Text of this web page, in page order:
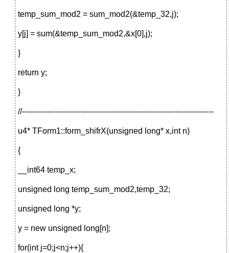
temp_sum_mod2 = sum_mod2(&temp_32,j);
y[j] = sum(&temp_sum_mod2,&x[0],j);
}
return y;
}
//---------------------------------------------------------------------------
u4* TForm1::form_shifrX(unsigned long* x,int n)
{
__int64 temp_x;
unsigned long temp_sum_mod2,temp_32;
unsigned long *y;
y = new unsigned long[n];
for(int j=0;j<n;j++){